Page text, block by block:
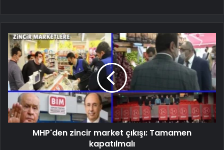
MHP'den zincir market çıkışı: Tamamen
kapatılmalı